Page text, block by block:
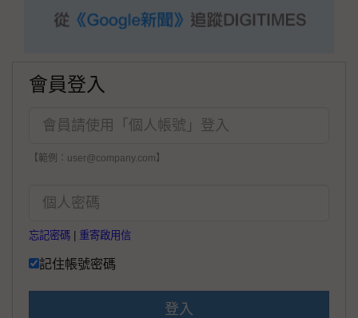
會員登入
【範例：user@company.com】
忘記密碼 重寄啟用信
記住帳號密碼
登入